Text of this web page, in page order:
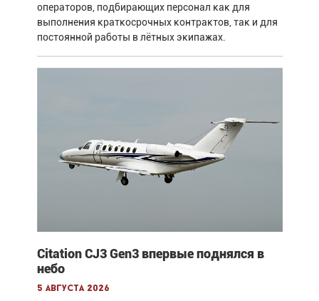
операторов, подбирающих персонал как для
выполнения краткосрочных контрактов, так и для
постоянной работы в лётных экипажах.
Citation CJ3 Gen3 впервые поднялся в
небо
5 августа 2026